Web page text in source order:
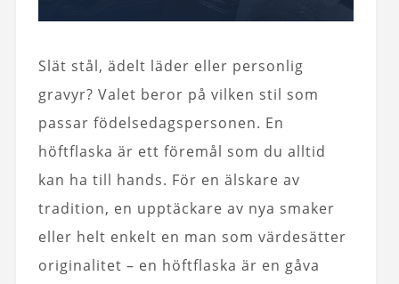
Slät stål, ädelt läder eller personlig
gravyr? Valet beror på vilken stil som
passar födelsedagspersonen. En
höftflaska är ett föremål som du alltid
kan ha till hands. För en älskare av
tradition, en upptäckare av nya smaker
eller helt enkelt en man som värdesätter
originalitet – en höftflaska är en gåva